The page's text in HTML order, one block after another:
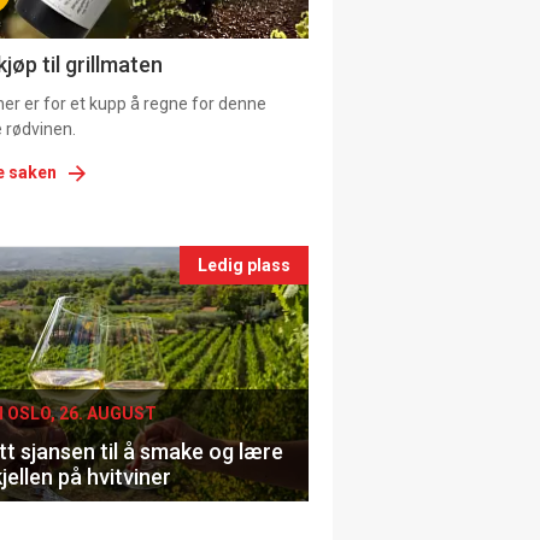
til grillmaten
er for et kupp å regne for denne
rødvinen.
saken
Ledig plass
OSLO, 26. AUGUST
sjansen til å smake og lære
på hvitviner